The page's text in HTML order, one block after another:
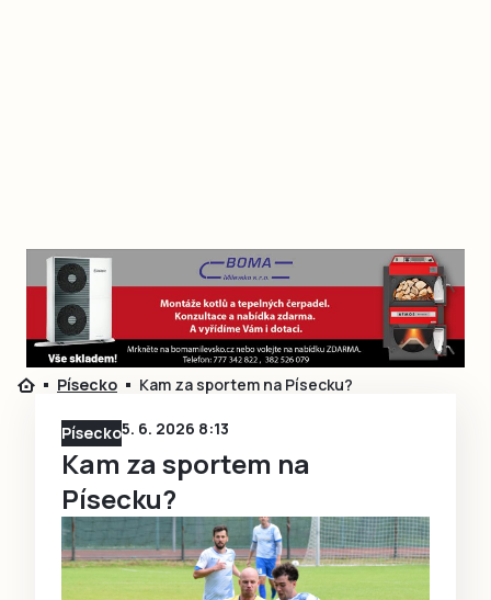
Písecko Kam za sportem na Písecku?
Písecko5. 6. 2026 8:13
Kam za sportem na
Písecku?